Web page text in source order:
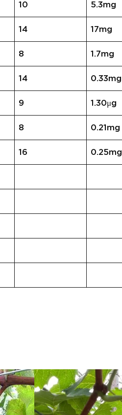
10 5.3mg
14 17mg
8 1.7mg
14 0.33mg
9 1.30μg
8 0.21mg
16 0.25mg